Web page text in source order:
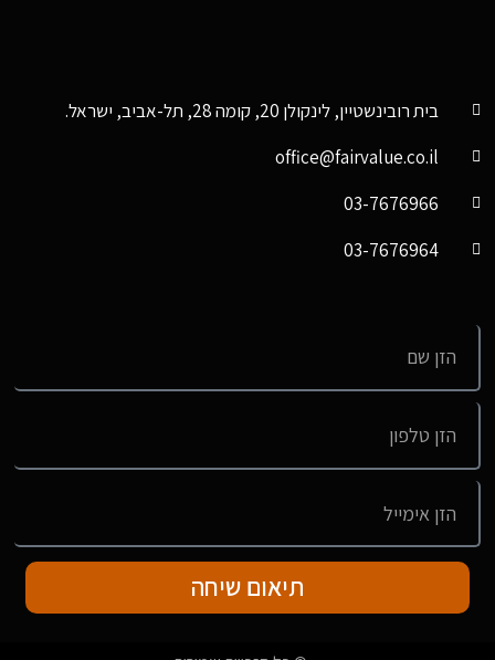
בית רובינשטיין, לינקולן 20, קומה 28, תל-אביב, ישראל.
office@fairvalue.co.il
03-7676966
03-7676964
תיאום שיחה